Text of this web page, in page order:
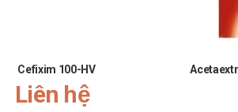
Cefixim 100-HV
Liên hệ